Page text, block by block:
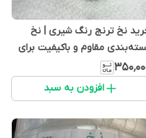
نخ ترنج رنگ شیری | نخ
مقاوم و باکیفیت برای
و کیسه
افزودن به سبد